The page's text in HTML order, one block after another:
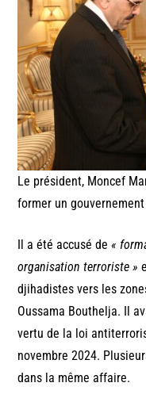
Le président, Moncef
former un
Il a été accusé de«
organisation terroriste »
djihadistes vers les
Oussama Bouthelja. Il
vertu de la loi
novembre 2024.
dans la même affaire.